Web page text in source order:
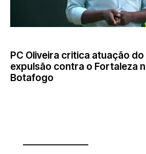
PC Oliveira critica atuação do
expulsão contra o Fortaleza
Botafogo